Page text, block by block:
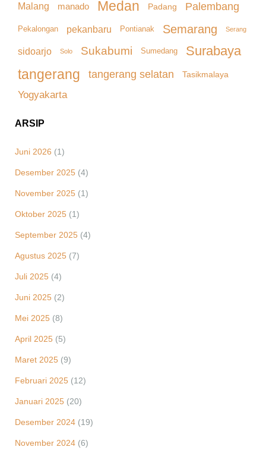
Malang manado Medan Padang Palembang
Pekalongan pekanbaru Pontianak Semarang Serang
sidoarjo Solo Sukabumi Sumedang Surabaya
tangerang tangerang selatan Tasikmalaya
Yogyakarta
ARSIP
Juni 2026 (1)
Desember 2025 (4)
November 2025 (1)
Oktober 2025 (1)
September 2025 (4)
Agustus 2025 (7)
Juli 2025 (4)
Juni 2025 (2)
Mei 2025 (8)
April 2025 (5)
Maret 2025 (9)
Februari 2025 (12)
Januari 2025 (20)
Desember 2024 (19)
November 2024 (6)